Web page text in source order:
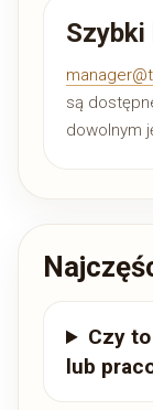
są
dowolnym
Czy
lub